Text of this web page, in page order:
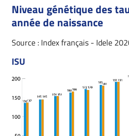
Niveau génétique des
année de naissance
Source : Index français - Idele
ISU